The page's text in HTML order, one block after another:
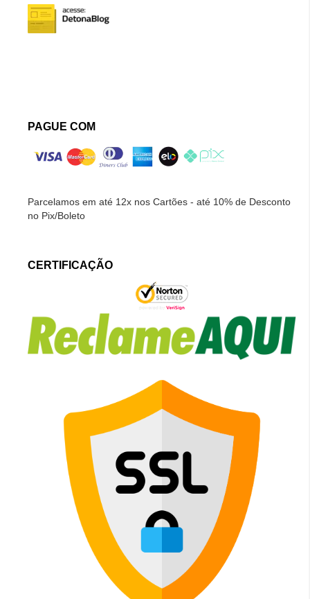
PAGUE COM
Parcelamos em até 12x nos Cartões - até 10% de Desconto
no Pix/Boleto
CERTIFICAÇÃO